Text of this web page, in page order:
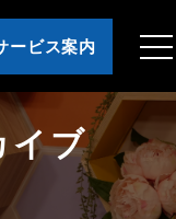
ービス案内
イブ